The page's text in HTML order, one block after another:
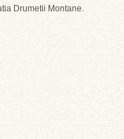
Drumetii Montane.